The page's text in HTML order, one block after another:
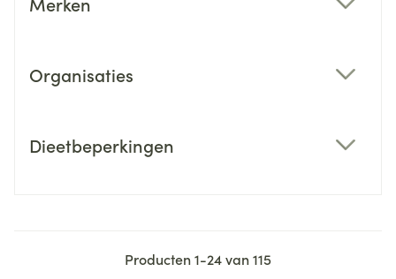
Organisaties
Dieetbeperkingen
Producten1-24van115